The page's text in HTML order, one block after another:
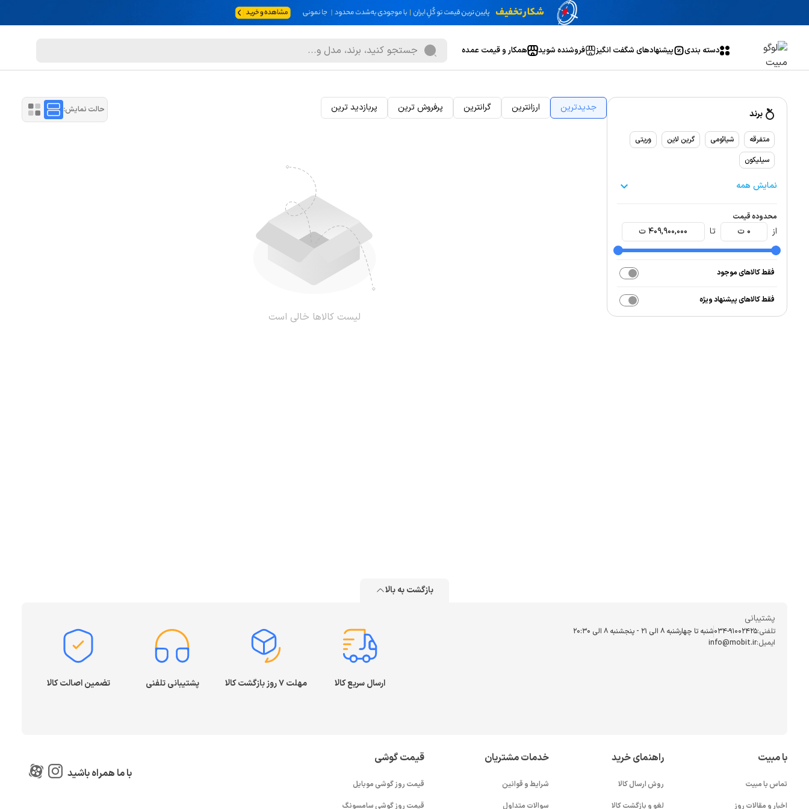
دسته بندی پیشنهاد‌های شگفت انگیز فروشنده شوید همکار و قیمت عمده
برند
متفرقه شیائومی گرین لاین
وریتی
سیلیکون
نمایش همه
محدوده قیمت
از 0 ت تا 409,900,000 ت
فقط کالاهای موجود
فقط کالاهای پیشنهاد ویژه
جدیدترین ارزانترین گرانترین پرفروش ترین پربازدید ترین حالت نمایش:
لیست کالاها خالی است
بازگشت به بالا
پشتیبانی
تلفنی:034-91002425شنبه تا چهارشنبه ۸ الی ۲۱ - پنجشنبه 8 الی ۲۰:۳۰
ایمیل:info@mobit.ir
ارسال سریع کالا مهلت ۷ روز بازگشت کالا پشتیبانی تلفنی تضمین اصالت کالا
با مبیت
تماس با مبیت
اخبار و مقالات روز
راهنمای خرید
روش ارسال کالا
لغو و بازگشت کالا
خدمات مشتریان
شرایط و قوانین
سوالات متداول
قیمت گوشی
قیمت روز گوشی موبایل
قیمت روز گوشی سامسونگ
با ما همراه باشید